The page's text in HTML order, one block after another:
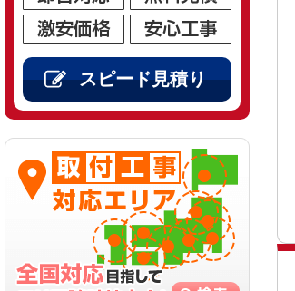
スピード見積り